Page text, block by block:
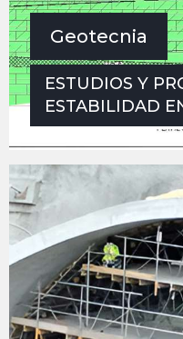
ESTUDIOS Y
ESTABILIDAD
Geotecnia